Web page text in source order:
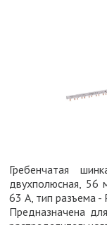
Гребенчатая
двухполюсная, 56
63 А, тип разъема -
Предназначена